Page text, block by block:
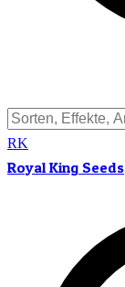
RK
Royal King Seeds